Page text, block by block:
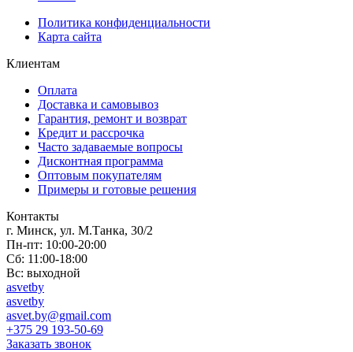
Политика конфиденциальности
Карта сайта
Клиентам
Оплата
Доставка и самовывоз
Гарантия, ремонт и возврат
Кредит и рассрочка
Часто задаваемые вопросы
Дисконтная программа
Оптовым покупателям
Примеры и готовые решения
Контакты
г. Минск, ул. М.Танка, 30/2
Пн-пт: 10:00-20:00
Сб: 11:00-18:00
Вс: выходной
asvetby
asvetby
asvet.by@gmail.com
+375 29 193-50-69
Заказать звонок